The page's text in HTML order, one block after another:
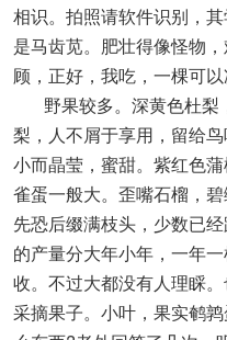
相识。拍照请软件识别，
是马齿苋。肥壮得像怪物
顾，正好，我吃，一棵可以
野果较多。深黄色杜梨
梨，人不屑于享用，留给
小而晶莹，蜜甜。紫红色
雀蛋一般大。歪嘴石榴，
先恐后缀满枝头，少数已
的产量分大年小年，一年
收。不过大都没有人理睬
采摘果子。小叶，果实鹌